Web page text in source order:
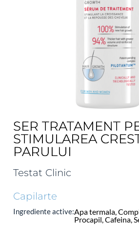
SER TRATAMENT
STIMULAREA
PARULUI
Testat Clinic
Capilarte
Ingrediente active:Apa termala,
Procapil, Cafeina,